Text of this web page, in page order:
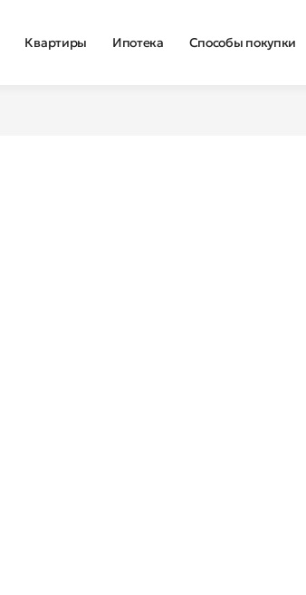
Квартиры Ипотека Способы покупки